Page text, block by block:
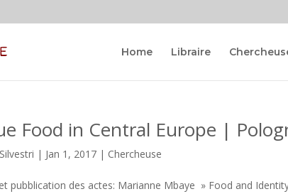
Home Libraire
Food in Central Europe |
| Jan 1, 2017 | Chercheuse
pubblication des actes: Marianne Mbaye » Food and